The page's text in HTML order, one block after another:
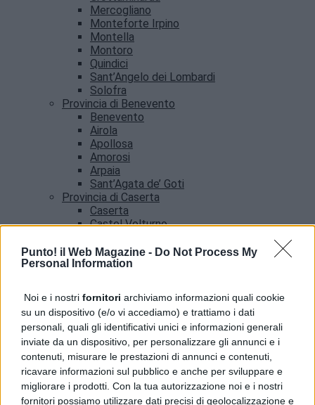
Punto! il Web Magazine - Do Not Process My
Personal Information
Noi e i nostri fornitori archiviamo informazioni quali cookie
su un dispositivo (e/o vi accediamo) e trattiamo i dati
personali, quali gli identificativi unici e informazioni generali
inviate da un dispositivo, per personalizzare gli annunci e i
contenuti, misurare le prestazioni di annunci e contenuti,
ricavare informazioni sul pubblico e anche per sviluppare e
migliorare i prodotti. Con la tua autorizzazione noi e i nostri
fornitori possiamo utilizzare dati precisi di geolocalizzazione e
Mercogliano
Monteforte Irpino
Montella
Montoro
Quindici
Sant’Angelo dei Lombardi
Solofra
Provincia di Benevento
Benevento
Airola
Apollosa
Amorosi
Arpaia
Sant’Agata de’ Goti
Provincia di Caserta
Caserta
Castel Volturno
Provincia di Salerno
Salerno
Amalfi
Angri
Castellabate
News